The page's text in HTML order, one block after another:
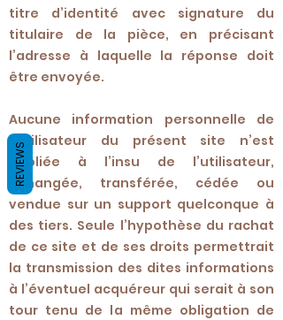
titre d’identité avec signature du
titulaire de la pièce, en précisant
l’adresse à laquelle la réponse doit
être envoyée.
Aucune information personnelle de
l’utilisateur du présent site n’est
publiée à l’insu de l’utilisateur,
échangée, transférée, cédée ou
vendue sur un support quelconque à
des tiers. Seule l’hypothèse du rachat
de ce site et de ses droits permettrait
la transmission des dites informations
à l’éventuel acquéreur qui serait à son
tour tenu de la même obligation de
REVIEWS